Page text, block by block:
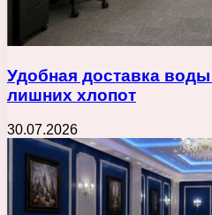
Удобная доставка
лишних хлопот
30.07.2026